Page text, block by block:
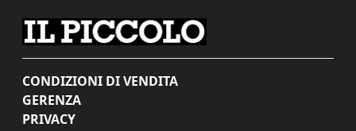
CONDIZIONI DI VENDITA
GERENZA
PRIVACY